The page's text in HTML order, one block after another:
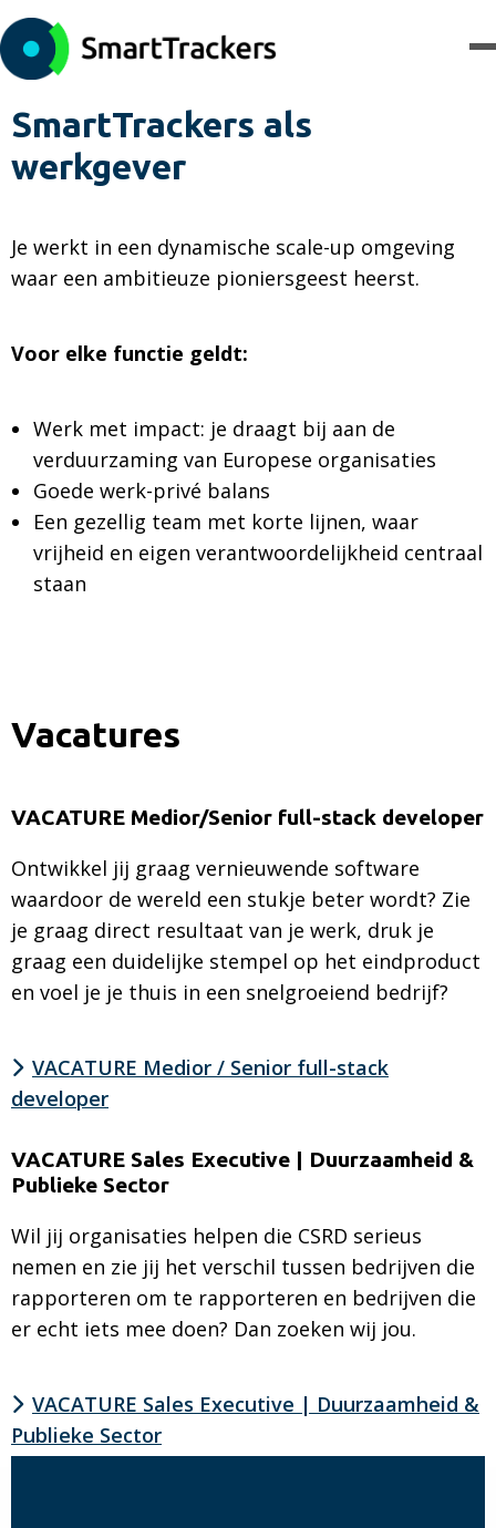
SmartTrackers als
werkgever
Je werkt in een dynamische scale-up omgeving
waar een ambitieuze pioniersgeest heerst.
Voor elke functie geldt:
Werk met impact: je draagt bij aan de
verduurzaming van Europese organisaties
Goede werk-privé balans
Een gezellig team met korte lijnen, waar
vrijheid en eigen verantwoordelijkheid centraal
staan
Vacatures
VACATURE Medior/Senior full-stack developer
Ontwikkel jij graag vernieuwende software
waardoor de wereld een stukje beter wordt? Zie
je graag direct resultaat van je werk, druk je
graag een duidelijke stempel op het eindproduct
en voel je je thuis in een snelgroeiend bedrijf?
VACATURE Medior / Senior full-stack
developer
meer
over
Medior/Senior
full-
stack
developer
VACATURE Sales Executive | Duurzaamheid &
Publieke Sector
Wil jij organisaties helpen die CSRD serieus
nemen en zie jij het verschil tussen bedrijven die
rapporteren om te rapporteren en bedrijven die
er echt iets mee doen? Dan zoeken wij jou.
VACATURE Sales Executive | Duurzaamheid &
Publieke Sector
Lees